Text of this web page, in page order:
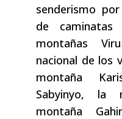
senderismo
de
montañas
nacional de los
montaña
Sabyinyo, la
montaña